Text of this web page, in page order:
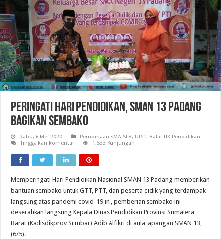
Peringati Hari Pendidikan, SMAN 13 Padang
Bagikan Sembako
Rabu, 6 Mei 2020 Pembinaan SMA SLB, UPTD Balai TIK Pendidikan
Tinggalkan komentar
1,533 Kunjungan
Memperingati Hari Pendidikan Nasional SMAN 13 Padang memberikan
bantuan sembako untuk GTT, PTT, dan peserta didik yang terdampak
langsung atas pandemi covid-19 ini, pemberian sembako ini
deserahkan langsung Kepala Dinas Pendidikan Provinsi Sumatera
Barat (Kadisdikprov Sumbar) Adib Alfikri di aula lapangan SMAN 13,
(6/5).